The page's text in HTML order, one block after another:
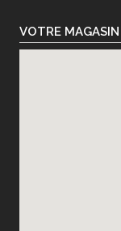
VOTRE MAGASIN